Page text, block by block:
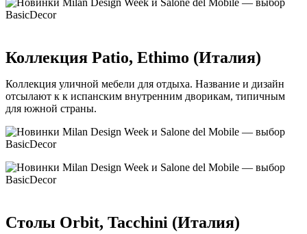
Коллекция Patio, Ethimo (Италия)
Коллекция уличной мебели для отдыха. Название и дизайн
отсылают к к испанским внутренним дворикам, типичным
для южной страны.
Столы Orbit, Tacchini (Италия)